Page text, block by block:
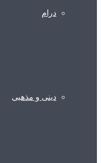
درام
دینی و مذهبی